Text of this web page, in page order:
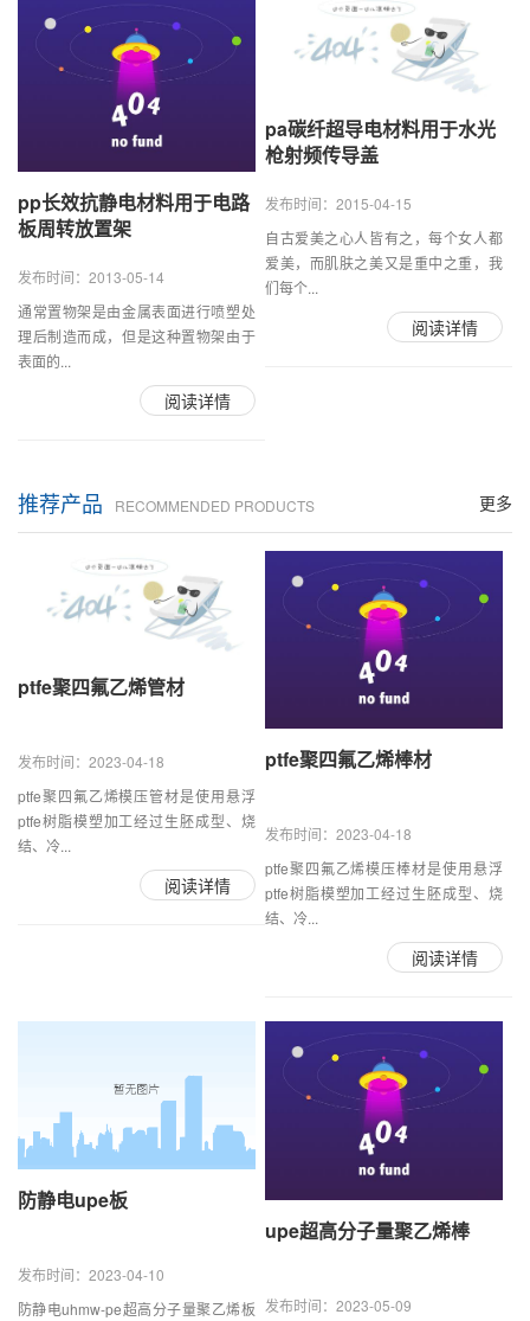
pp长效抗静电材料用于电路
板周转放置架
发布时间：2013-05-14
通常置物架是由金属表面进行喷塑处
理后制造而成，但是这种置物架由于
表面的...
阅读详情
pa碳纤超导电材料用于水光
枪射频传导盖
发布时间：2015-04-15
自古爱美之心人皆有之，每个女人都
爱美，而肌肤之美又是重中之重，我
们每个...
阅读详情
更多
推荐产品 RECOMMENDED PRODUCTS
ptfe聚四氟乙烯管材
发布时间：2023-04-18
ptfe聚四氟乙烯模压管材是使用悬浮
ptfe树脂模塑加工经过生胚成型、烧
结、冷...
阅读详情
ptfe聚四氟乙烯棒材
发布时间：2023-04-18
ptfe聚四氟乙烯模压棒材是使用悬浮
ptfe树脂模塑加工经过生胚成型、烧
结、冷...
阅读详情
防静电upe板
发布时间：2023-04-10
防静电uhmw-pe超高分子量聚乙烯板
upe超高分子量聚乙烯棒
发布时间：2023-05-09